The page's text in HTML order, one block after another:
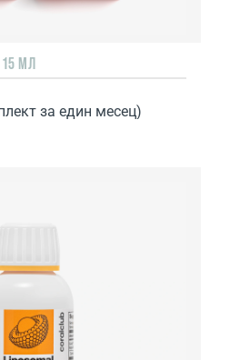
МЛ
за един месец)